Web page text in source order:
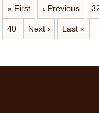
« First ‹ Previous
40 Next › Last »